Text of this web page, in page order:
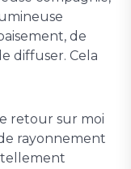
de
diffuser. Cela
retour sur moi
rayonnement